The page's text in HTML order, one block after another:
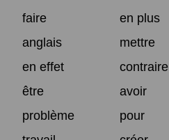
faire
en plus
anglais
mettre
en effet
contraire
être
avoir
problème
pour